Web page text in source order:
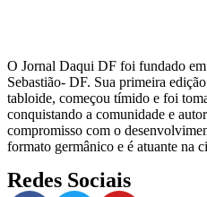
O Jornal Daqui DF foi fundado
Sebastião- DF. Sua primeira
tabloide, começou tímido e foi
conquistando a comunidade e
compromisso com o
formato germânico e é atuante na
Redes Sociais